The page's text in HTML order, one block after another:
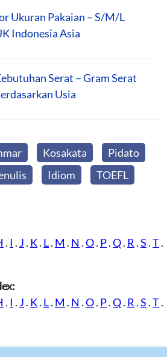
Ukuran Pakaian – S/M/L
Indonesia Asia
Serat – Gram Serat
Usia
Kosakata
Pidato
Idiom
TOEFL
. I . J . K. L. M . N .O. P.Q. R .S .T.
. I . J . K. L. M . N .O. P.Q. R .S .T.